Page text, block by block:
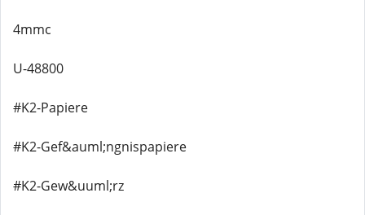
4mmc
U-48800
#K2-Papiere
#K2-Gef&auml;ngnispapiere
#K2-Gew&uuml;rz